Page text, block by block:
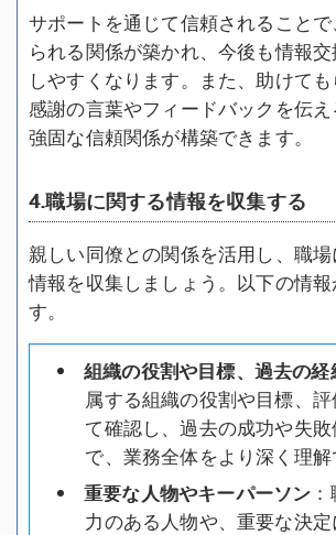
サポートを通じて信頼されること
られる関係が築かれ、今後も情報
しやすくなります。また、助けて
感謝の言葉やフィードバックを伝
強固な信頼関係が構築できます。
4.職場に関する情報を収集する
親しい同僚との関係を活用し、職
情報を収集しましょう。以下の情報
す。
組織の役割や目標、過去の経
属する組織の役割や目標、
て確認し、過去の成功や失
で、業務全体をより深く理解
重要な人物やキーパーソン
力のある人物や、重要な決